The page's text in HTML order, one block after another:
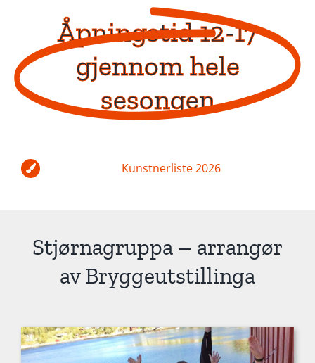
Åpningstid 12-17
gjennom hele
sesongen
Kunstnerliste 2026
Stjørnagruppa – arrangør
av Bryggeutstillinga